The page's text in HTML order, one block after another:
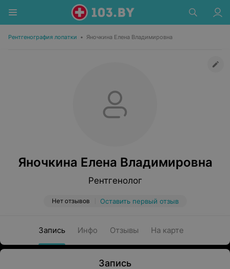
Рентгенография лопатки • Яночкина Елена Владимировна
Яночкина Елена Владимировна
Рентгенолог
Нет отзывов Оставить первый отзыв
Запись Инфо Отзывы На карте
Запись